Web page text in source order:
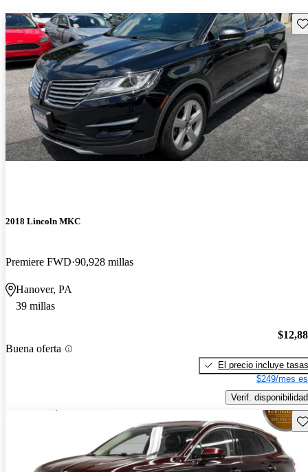
2018 Lincoln MKC
Premiere FWD 90,928 millas
Hanover, PA
39 millas
Buena oferta
El precio incluye tasas
$249/mes
Verif. disponibilidad